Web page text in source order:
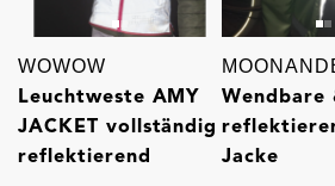
WOWOW
Leuchtweste AMY
JACKET vollständig
reflektierend
Wendbare
Jacke